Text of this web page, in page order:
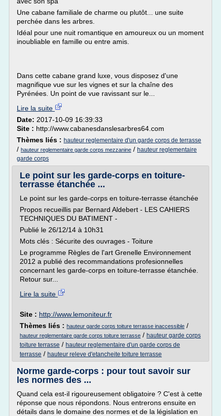
Une cabane familiale de charme ou plutôt... une suite
perchée dans les arbres.
Idéal pour une nuit romantique en amoureux ou un moment
inoubliable en famille ou entre amis.
Dans cette cabane grand luxe, vous disposez d'une
magnifique vue sur les vignes et sur la chaîne des
Pyrénées. Un point de vue ravissant sur le...
Lire la suite
Date: 2017-10-09 16:39:33
Site : http://www.cabanesdanslesarbres64.com
Thèmes liés : hauteur reglementaire d'un garde corps de terrasse
/ hauteur reglementaire garde corps mezzanine / hauteur reglementaire
garde corps
Le point sur les garde-corps en toiture-
terrasse étanchée ...
Le point sur les garde-corps en toiture-terrasse étanchée
Propos recueillis par Bernard Aldebert - LES CAHIERS
TECHNIQUES DU BATIMENT -
Publié le 26/12/14 à 10h31
Mots clés : Sécurite des ouvrages - Toiture
Le programme Règles de l'art Grenelle Environnement
2012 a publié des recommandations profesionnelles
concernant les garde-corps en toiture-terrasse étanchée.
Retour sur...
Lire la suite
Site : http://www.lemoniteur.fr
Thèmes liés : hauteur garde corps toiture terrasse inaccessible /
hauteur reglementaire garde corps toiture terrasse / hauteur garde corps
toiture terrasse / hauteur reglementaire d'un garde corps de
terrasse / hauteur releve d'etancheite toiture terrasse
Norme garde-corps : pour tout savoir sur
les normes des ...
Quand cela est-il rigoureusement obligatoire ? C'est à cette
réponse que nous répondons. Nous entrerons ensuite en
détails dans le domaine des normes et de la législation en